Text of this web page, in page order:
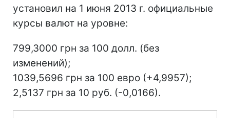
установил на 1 июня 2013 г. официальные
курсы валют на уровне:
799,3000 грн за 100 долл. (без
изменений);
1039,5696 грн за 100 евро (+4,9957);
2,5137 грн за 10 руб. (-0,0166).